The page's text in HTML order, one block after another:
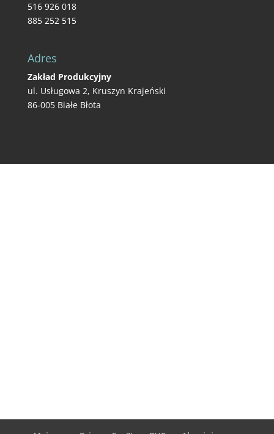
516 926 018
885 252 515
Adres
Zakład Produkcyjny
ul. Usługowa 2, Kruszyn Krajeński
86-005 Białe Błota